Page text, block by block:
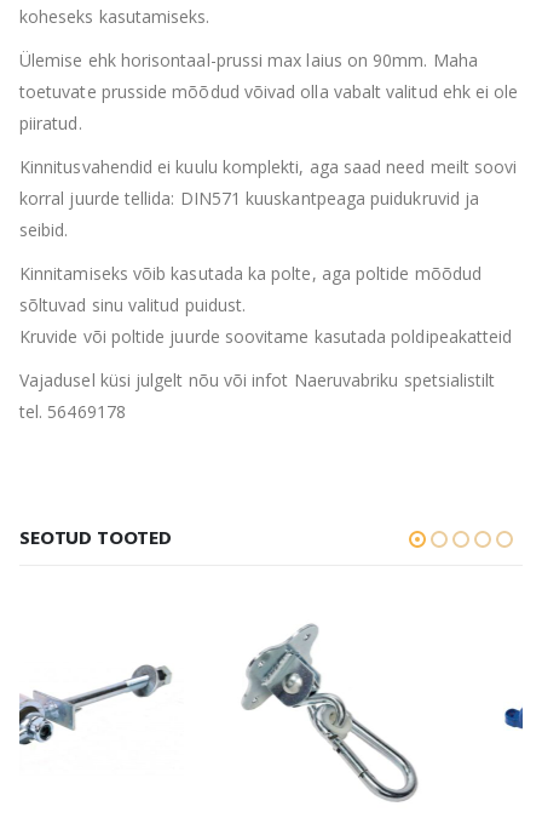
koheseks kasutamiseks.
Ülemise ehk horisontaal-prussi max laius on 90mm. Maha
toetuvate prusside mõõdud võivad olla vabalt valitud ehk ei ole
piiratud.
Kinnitusvahendid ei kuulu komplekti, aga saad need meilt soovi
korral juurde tellida: DIN571 kuuskantpeaga puidukruvid ja
seibid.
Kinnitamiseks võib kasutada ka polte, aga poltide mõõdud
sõltuvad sinu valitud puidust.
Kruvide või poltide juurde soovitame kasutada poldipeakatteid
Vajadusel küsi julgelt nõu või infot Naeruvabriku spetsialistilt
tel. 56469178
SEOTUD TOOTED